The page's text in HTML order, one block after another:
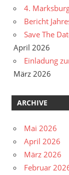
4.
Bericht
Save The
April 2026
Einladung
März 2026
ARCHIVE
Mai 2026
April 2026
März 2026
Februar